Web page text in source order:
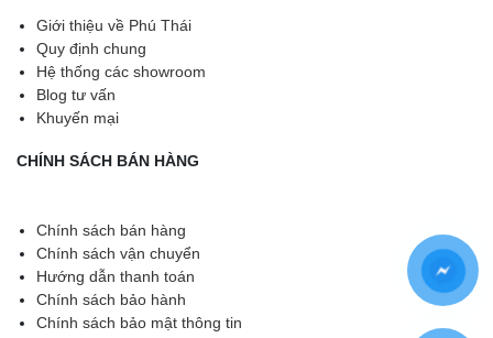
Giới thiệu về Phú Thái
Quy định chung
Hệ thống các showroom
Blog tư vấn
Khuyến mại
CHÍNH SÁCH BÁN HÀNG
Chính sách bán hàng
Chính sách vận chuyển
Hướng dẫn thanh toán
Chính sách bảo hành
Chính sách bảo mật thông tin